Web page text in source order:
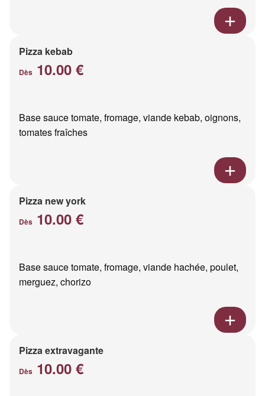
Pizza kebab
Dès 10.00 €
Base sauce tomate, fromage, viande kebab, oignons,
tomates fraîches
Pizza new york
Dès 10.00 €
Base sauce tomate, fromage, viande hachée, poulet,
merguez, chorizo
Pizza extravagante
Dès 10.00 €